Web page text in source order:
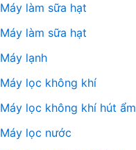
Máy làm sữa hạt
Máy làm sữa hạt
Máy lạnh
Máy lọc không khí
Máy lọc không khí hút ẩm
Máy lọc nước